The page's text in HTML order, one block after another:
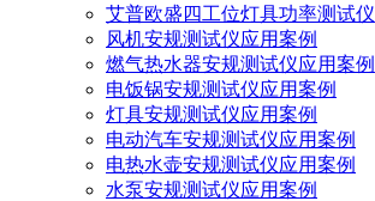
艾普欧盛四工位灯具功率测试仪
风机安规测试仪应用案例
燃气热水器安规测试仪应用案例
电饭锅安规测试仪应用案例
灯具安规测试仪应用案例
电动汽车安规测试仪应用案例
电热水壶安规测试仪应用案例
水泵安规测试仪应用案例